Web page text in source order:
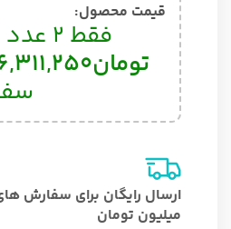
قیمت محصول:​
فقط 2 عدد باقی مانده!
تومان
میلیون تومان